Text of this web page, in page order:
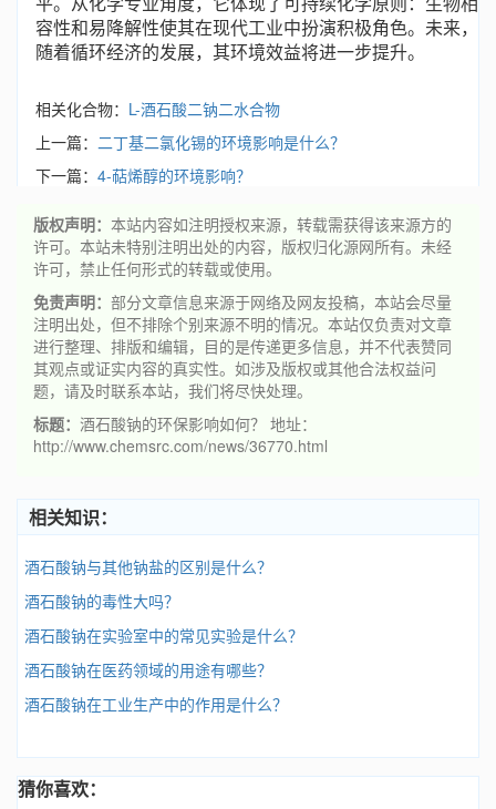
容性和易降解性使其在现代工业中扮演积极角色。未来，
随着循环经济的发展，其环境效益将进一步提升。
相关化合物： L-酒石酸二钠二水合物
上一篇： 二丁基二氯化锡的环境影响是什么？
下一篇： 4-萜烯醇的环境影响？
版权声明： 本站内容如注明授权来源，转载需获得该来源方的
许可。本站未特别注明出处的内容，版权归化源网所有。未经
许可，禁止任何形式的转载或使用。
免责声明： 部分文章信息来源于网络及网友投稿，本站会尽量
注明出处，但不排除个别来源不明的情况。本站仅负责对文章
进行整理、排版和编辑，目的是传递更多信息，并不代表赞同
其观点或证实内容的真实性。如涉及版权或其他合法权益问
题，请及时联系本站，我们将尽快处理。
标题： 酒石酸钠的环保影响如何？ 地址：
http://www.chemsrc.com/news/36770.html
相关知识：
酒石酸钠与其他钠盐的区别是什么？
酒石酸钠的毒性大吗？
酒石酸钠在实验室中的常见实验是什么？
酒石酸钠在医药领域的用途有哪些？
酒石酸钠在工业生产中的作用是什么？
猜你喜欢：